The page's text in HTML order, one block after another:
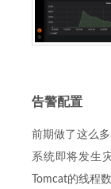
告警配置
前期做了这么
系统即将发生
Tomcat的线程